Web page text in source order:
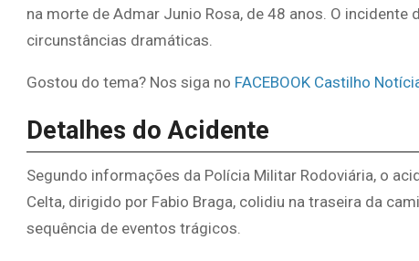
na morte de Admar Junio Rosa, de 48 anos. O
circunstâncias dramáticas.
Gostou do tema? Nos siga no FACEBOOK Castilho
Detalhes do Acidente
Segundo informações da Polícia Militar Rodoviária, o
Celta, dirigido por Fabio Braga, colidiu na traseira da
sequência de eventos trágicos.